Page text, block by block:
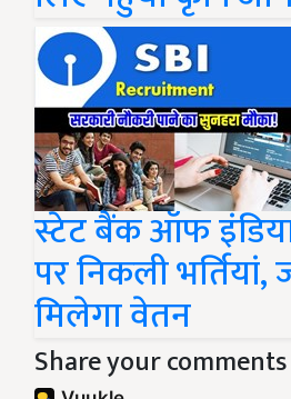
स्टेट बैंक ऑफ
पर निकली भर्तियां,
मिलेगा वेतन
Share your comments